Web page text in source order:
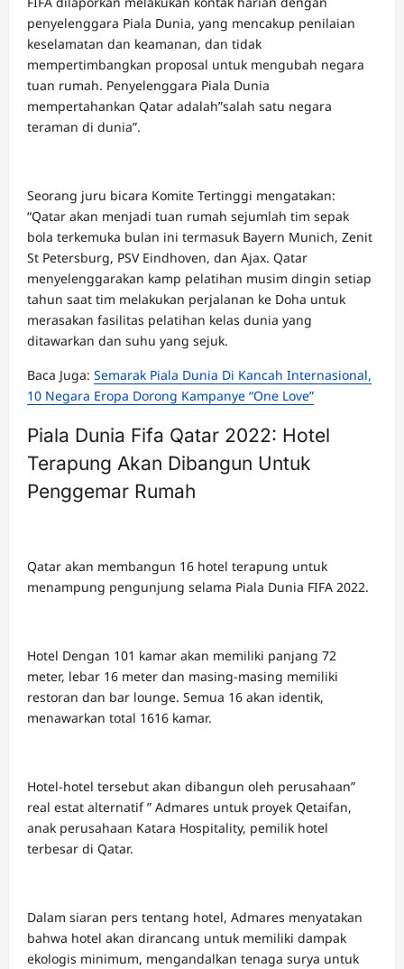
penyelenggara Piala Dunia, yang mencakup penilaian
keselamatan dan keamanan, dan tidak
mempertimbangkan proposal untuk mengubah negara
tuan rumah. Penyelenggara Piala Dunia
mempertahankan Qatar adalah”salah satu negara
teraman di dunia”.
Seorang juru bicara Komite Tertinggi mengatakan:
“Qatar akan menjadi tuan rumah sejumlah tim sepak
bola terkemuka bulan ini termasuk Bayern Munich, Zenit
St Petersburg, PSV Eindhoven, dan Ajax. Qatar
menyelenggarakan kamp pelatihan musim dingin setiap
tahun saat tim melakukan perjalanan ke Doha untuk
merasakan fasilitas pelatihan kelas dunia yang
ditawarkan dan suhu yang sejuk.
Baca Juga: Semarak Piala Dunia Di Kancah Internasional,
10 Negara Eropa Dorong Kampanye “One Love”
Piala Dunia Fifa Qatar 2022: Hotel
Terapung Akan Dibangun Untuk
Penggemar Rumah
Qatar akan membangun 16 hotel terapung untuk
menampung pengunjung selama Piala Dunia FIFA 2022.
Hotel Dengan 101 kamar akan memiliki panjang 72
meter, lebar 16 meter dan masing-masing memiliki
restoran dan bar lounge. Semua 16 akan identik,
menawarkan total 1616 kamar.
Hotel-hotel tersebut akan dibangun oleh perusahaan”
real estat alternatif ” Admares untuk proyek Qetaifan,
anak perusahaan Katara Hospitality, pemilik hotel
terbesar di Qatar.
Dalam siaran pers tentang hotel, Admares menyatakan
bahwa hotel akan dirancang untuk memiliki dampak
ekologis minimum, mengandalkan tenaga surya untuk